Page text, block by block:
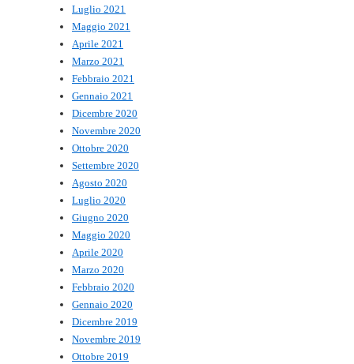
Luglio 2021
Maggio 2021
Aprile 2021
Marzo 2021
Febbraio 2021
Gennaio 2021
Dicembre 2020
Novembre 2020
Ottobre 2020
Settembre 2020
Agosto 2020
Luglio 2020
Giugno 2020
Maggio 2020
Aprile 2020
Marzo 2020
Febbraio 2020
Gennaio 2020
Dicembre 2019
Novembre 2019
Ottobre 2019